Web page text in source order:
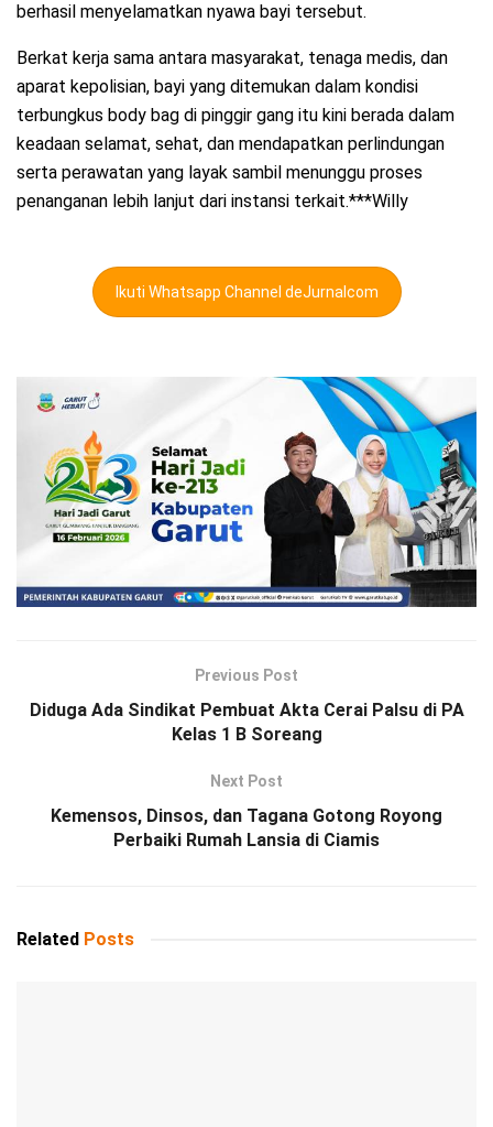
berhasil menyelamatkan nyawa bayi tersebut.
Berkat kerja sama antara masyarakat, tenaga medis, dan
aparat kepolisian, bayi yang ditemukan dalam kondisi
terbungkus body bag di pinggir gang itu kini berada dalam
keadaan selamat, sehat, dan mendapatkan perlindungan
serta perawatan yang layak sambil menunggu proses
penanganan lebih lanjut dari instansi terkait.***Willy
Ikuti Whatsapp Channel deJurnalcom
Previous Post
Diduga Ada Sindikat Pembuat Akta Cerai Palsu di PA
Kelas 1 B Soreang
Next Post
Kemensos, Dinsos, dan Tagana Gotong Royong
Perbaiki Rumah Lansia di Ciamis
Related Posts